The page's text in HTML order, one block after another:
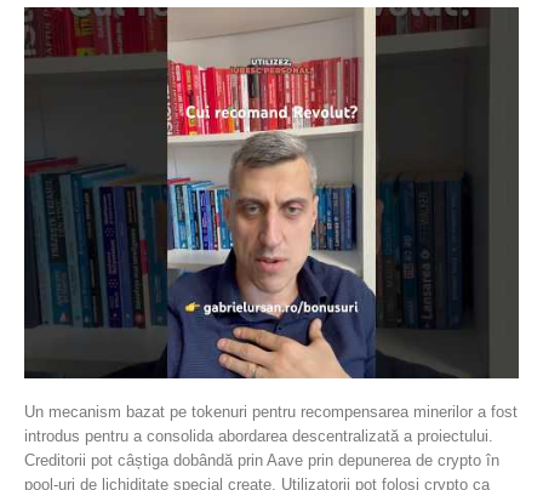
Un mecanism bazat pe tokenuri pentru recompensarea minerilor a fost
introdus pentru a consolida abordarea descentralizată a proiectului.
Creditorii pot câștiga dobândă prin Aave prin depunerea de crypto în
pool-uri de lichiditate special create. Utilizatorii pot folosi crypto ca